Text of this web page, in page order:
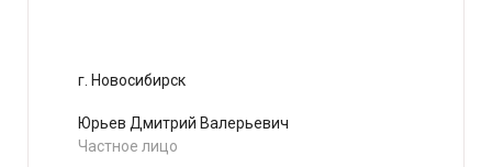
г. Новосибирск
Юрьев Дмитрий Валерьевич
Частное лицо